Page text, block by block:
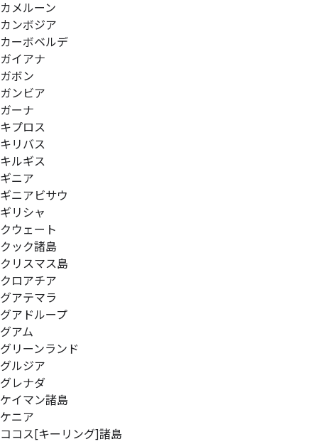
カメルーン
カンボジア
カーボベルデ
ガイアナ
ガボン
ガンビア
ガーナ
キプロス
キリバス
キルギス
ギニア
ギニアビサウ
ギリシャ
クウェート
クック諸島
クリスマス島
クロアチア
グアテマラ
グアドループ
グアム
グリーンランド
グルジア
グレナダ
ケイマン諸島
ケニア
ココス[キーリング]諸島